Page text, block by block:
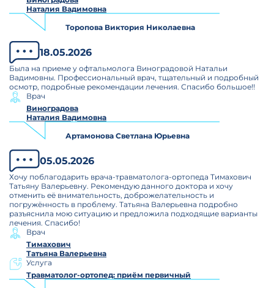
Наталия Вадимовна
Торопова Виктория Николаевна
18.05.2026
Была на приеме у офтальмолога Виноградовой Натальи
Вадимовны. Профессиональный врач, тщательный и подробный
осмотр, подробные рекомендации лечения. Спасибо большое!!
Врач
Виноградова
Наталия Вадимовна
Артамонова Светлана Юрьевна
05.05.2026
Хочу поблагодарить врача-травматолога-ортопеда Тимахович
Татьяну Валерьевну. Рекомендую данного доктора и хочу
отменить её внимательность, доброжелательность и
погружённость в проблему. Татьяна Валерьевна подробно
разъяснила мою ситуацию и предложила подходящие варианты
лечения. Спасибо!
Врач
Тимахович
Татьяна Валерьевна
Услуга
Травматолог-ортопед: приём первичный